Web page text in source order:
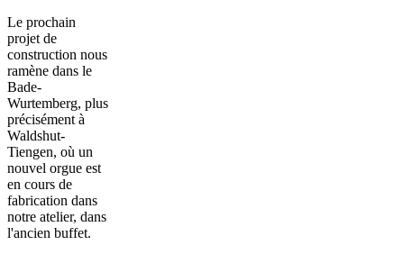
Le prochain
projet de
construction nous
ramène dans le
Bade-
Wurtemberg, plus
précisément à
Waldshut-
Tiengen, où un
nouvel orgue est
en cours de
fabrication dans
notre atelier, dans
l'ancien buffet.